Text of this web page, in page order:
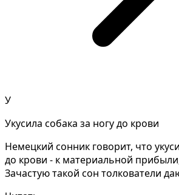
У
Укусила собака за ногу до крови
Немецкий сонник говорит, что
до крови - к материальной прибыли,
Зачастую такой сон толкователи